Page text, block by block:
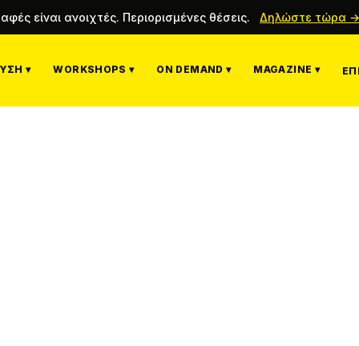
είναι ανοιχτές. Περιορισμένες θέσεις. Δηλώστε τώρα →
▾ WORKSHOPS ▾ ON DEMAND ▾ MAGAZINE ▾